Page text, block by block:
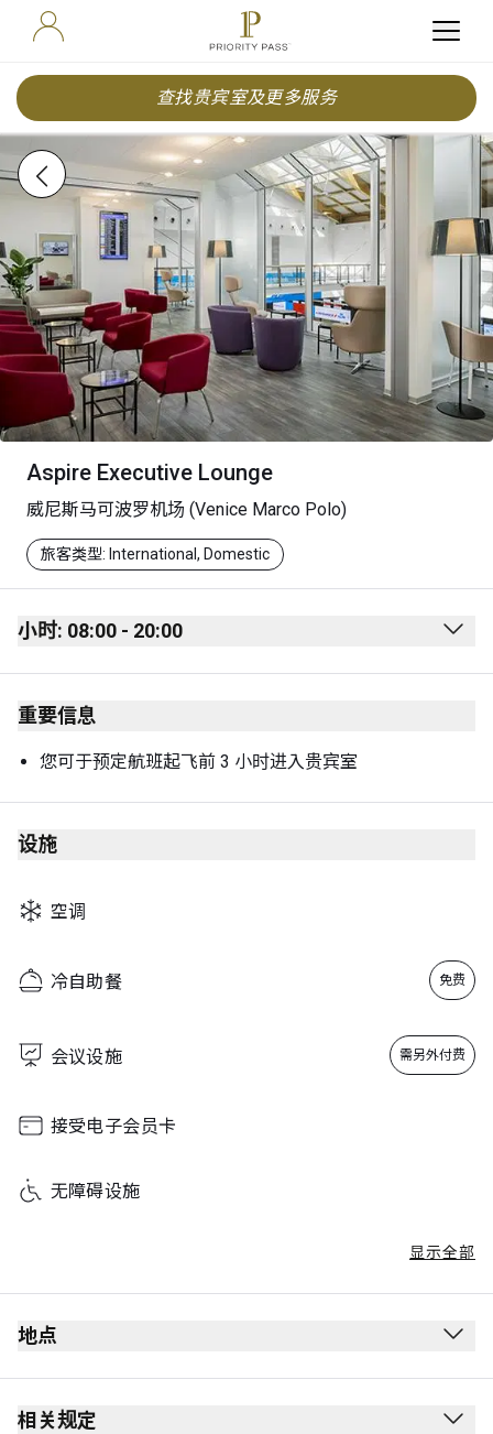
查找贵宾室及更多服务
Aspire Executive Lounge
威尼斯马可波罗机场 (Venice Marco Polo)
旅客类型: International, Domestic
小时: 08:00 - 20:00
Monday 08:00 - 20:00
Tuesday
Wednesday
Friday
Sunday
重要信息
您可于预定航班起飞前 3 小时进入贵宾室
设施
空调
冷自助餐 免费
会议设施 需另外付费
接受电子会员卡
无障碍设施
显示全部
地点
2nd 楼
按照标示前往该贵宾室
相关规定